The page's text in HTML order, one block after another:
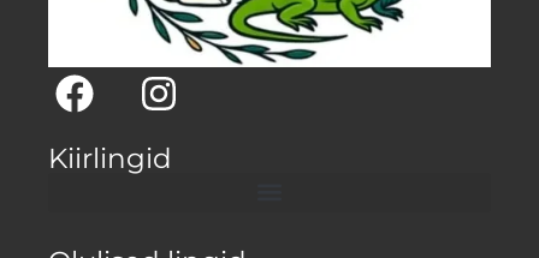
Kiirlingid